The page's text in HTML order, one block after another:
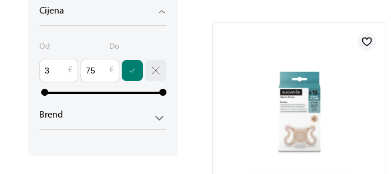
Cijena
Od Do
€ €
Brend